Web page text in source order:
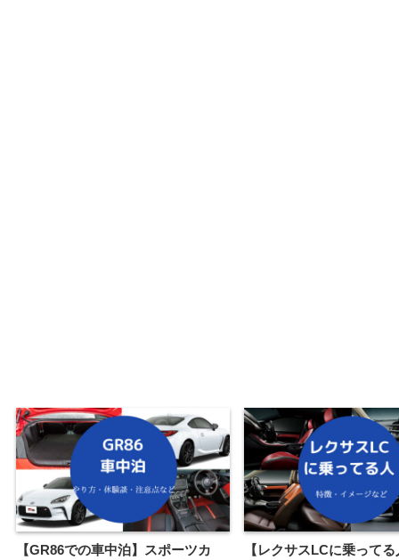
【GR86での車中泊】スポーツカ
【レクサスLCに乗って